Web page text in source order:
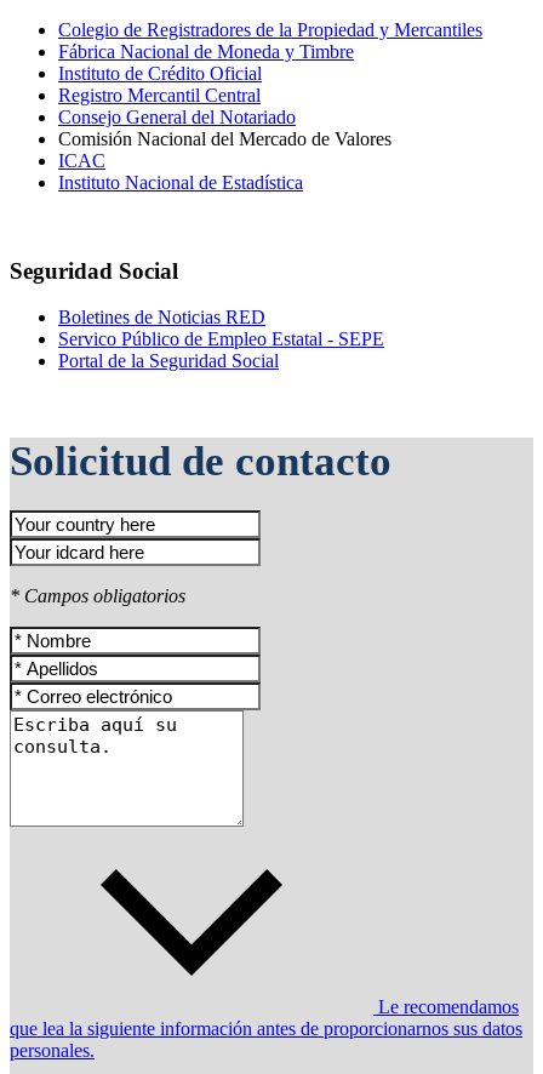
Colegio de Registradores de la Propiedad y Mercantiles
Fábrica Nacional de Moneda y Timbre
Instituto de Crédito Oficial
Registro Mercantil Central
Consejo General del Notariado
Comisión Nacional del Mercado de Valores
ICAC
Instituto Nacional de Estadística
Seguridad Social
Boletines de Noticias RED
Servico Público de Empleo Estatal - SEPE
Portal de la Seguridad Social
Solicitud de contacto
* Campos obligatorios
Le recomendamos
que lea la siguiente información antes de proporcionarnos sus datos
personales.